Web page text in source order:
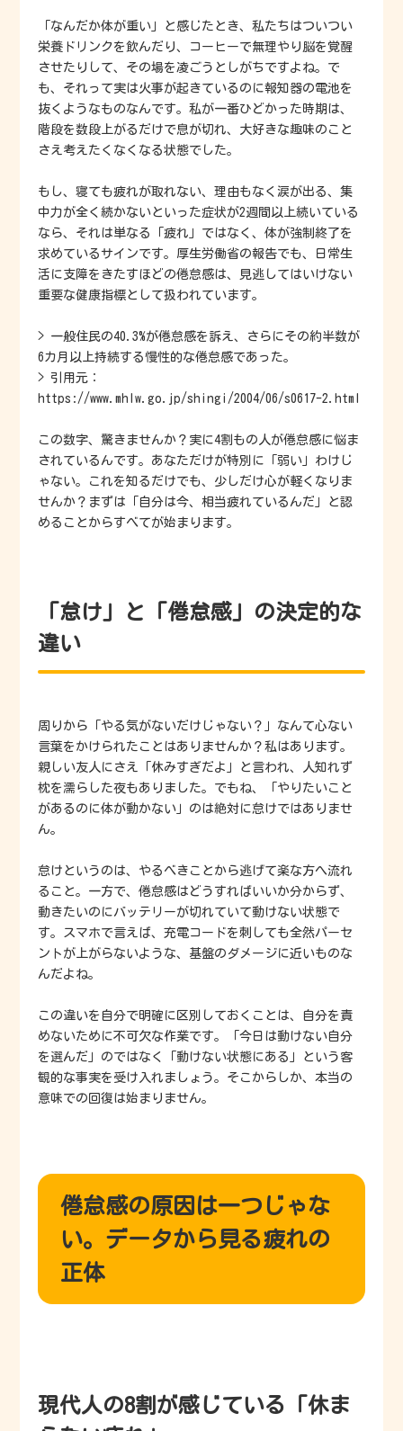
「なんだか体が重い」と感じたとき、私たちはついつい
栄養ドリンクを飲んだり、コーヒーで無理やり脳を覚醒
させたりして、その場を凌ごうとしがちですよね。で
も、それって実は火事が起きているのに報知器の電池を
抜くようなものなんです。私が一番ひどかった時期は、
階段を数段上がるだけで息が切れ、大好きな趣味のこと
さえ考えたくなくなる状態でした。
もし、寝ても疲れが取れない、理由もなく涙が出る、集
中力が全く続かないといった症状が2週間以上続いている
なら、それは単なる「疲れ」ではなく、体が強制終了を
求めているサインです。厚生労働省の報告でも、日常生
活に支障をきたすほどの倦怠感は、見逃してはいけない
重要な健康指標として扱われています。
> 一般住民の40.3%が倦怠感を訴え、さらにその約半数が
6カ月以上持続する慢性的な倦怠感であった。
> 引用元：
https://www.mhlw.go.jp/shingi/2004/06/s0617-2.html
この数字、驚きませんか？実に4割もの人が倦怠感に悩ま
されているんです。あなただけが特別に「弱い」わけじ
ゃない。これを知るだけでも、少しだけ心が軽くなりま
せんか？まずは「自分は今、相当疲れているんだ」と認
めることからすべてが始まります。
「怠け」と「倦怠感」の決定的な
違い
周りから「やる気がないだけじゃない？」なんて心ない
言葉をかけられたことはありませんか？私はあります。
親しい友人にさえ「休みすぎだよ」と言われ、人知れず
枕を濡らした夜もありました。でもね、「やりたいこと
があるのに体が動かない」のは絶対に怠けではありませ
ん。
怠けというのは、やるべきことから逃げて楽な方へ流れ
ること。一方で、倦怠感はどうすればいいか分からず、
動きたいのにバッテリーが切れていて動けない状態で
す。スマホで言えば、充電コードを刺しても全然パーセ
ントが上がらないような、基盤のダメージに近いものな
んだよね。
この違いを自分で明確に区別しておくことは、自分を責
めないために不可欠な作業です。「今日は動けない自分
を選んだ」のではなく「動けない状態にある」という客
観的な事実を受け入れましょう。そこからしか、本当の
意味での回復は始まりません。
倦怠感の原因は一つじゃな
い。データから見る疲れの
正体
現代人の8割が感じている「休ま